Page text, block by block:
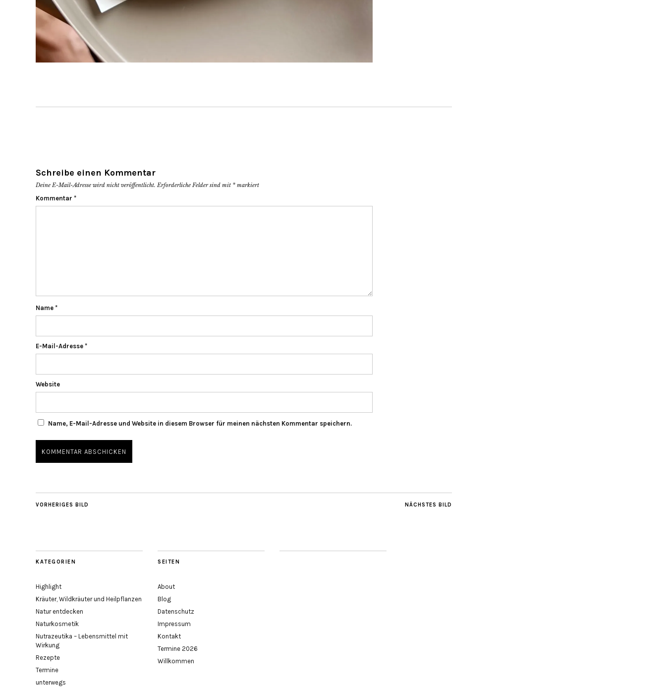
Schreibe einen Kommentar
Deine E-Mail-Adresse wird nicht veröffentlicht. Erforderliche Felder sind mit * markiert
Kommentar *
Name *
E-Mail-Adresse *
Website
Name, E-Mail-Adresse und Website in diesem Browser für meinen nächsten Kommentar speichern.
NÄCHSTES BILD
VORHERIGES BILD
KATEGORIEN
Highlight
Kräuter, Wildkräuter und Heilpflanzen
Natur entdecken
Naturkosmetik
Nutrazeutika – Lebensmittel mit
Wirkung
Rezepte
Termine
unterwegs
SEITEN
About
Blog
Datenschutz
Impressum
Kontakt
Termine 2026
Willkommen